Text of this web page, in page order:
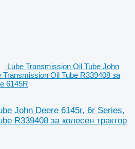
Lube Transmission Oil Tube John
Oil Tube R339408 за
6145R
John Deere 6145r, 6r Series,
R339408 за колесен трактор